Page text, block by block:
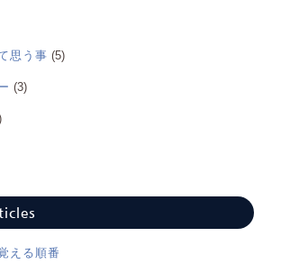
思う事 (5)
(3)
える順番